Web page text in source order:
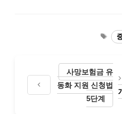
사망보험금 유
동화 지원 신청법
5단계